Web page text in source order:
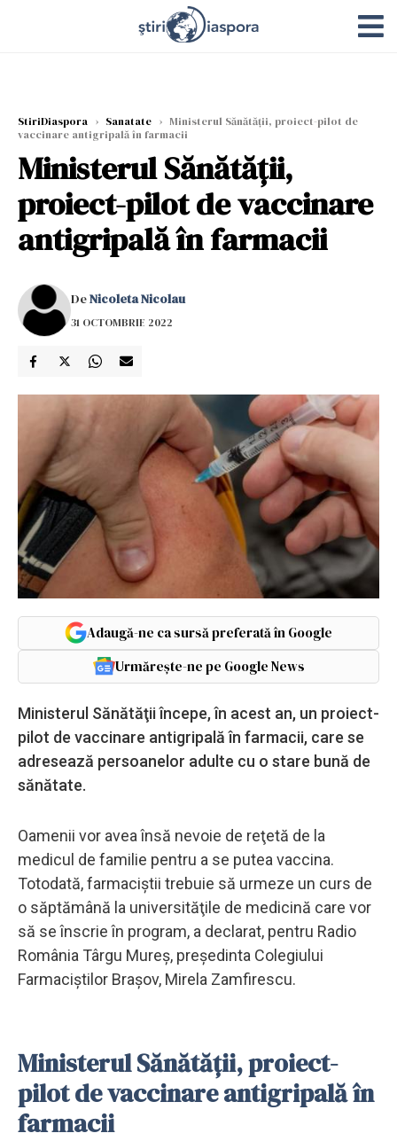
StiriDiaspora › Sanatate › Ministerul Sănătăţii, proiect-pilot de
vaccinare antigripală în farmacii
Ministerul Sănătăţii,
proiect-pilot de vaccinare
antigripală în farmacii
DeNicoleta Nicolau
31 OCTOMBRIE 2022
Adaugă-ne ca sursă preferată în Google
Urmărește-ne pe Google News
Ministerul Sănătăţii începe, în acest an, un proiect-
pilot de vaccinare antigripală în farmacii, care se
adresează persoanelor adulte cu o stare bună de
sănătate.
Oamenii vor avea însă nevoie de reţetă de la
medicul de familie pentru a se putea vaccina.
Totodată, farmaciştii trebuie să urmeze un curs de
o săptămână la universităţile de medicină care vor
să se înscrie în program, a declarat, pentru Radio
România Târgu Mureş, preşedinta Colegiului
Farmaciştilor Braşov, Mirela Zamfirescu.
Ministerul Sănătăţii, proiect-
pilot de vaccinare antigripală în
farmacii